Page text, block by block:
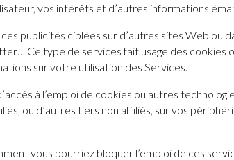
vos intérêts et d’autres informations
publicités ciblées sur d’autres sites Web
Ce type de services fait usage des
sur votre utilisation des Services.
à l’emploi de cookies ou autres
ou d’autres tiers non affiliés, sur vos
vous pourriez bloquer l’emploi de ces